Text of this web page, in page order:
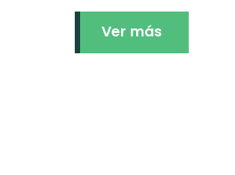
Ver más